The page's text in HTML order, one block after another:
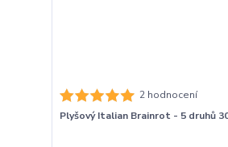
2 hodnocení
Plyšový Italian Brainrot - 5 druhů